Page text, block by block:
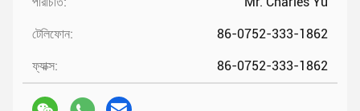
টেলিফোন: 86-0752-333-1862
ফ্যাক্স: 86-0752-333-1862